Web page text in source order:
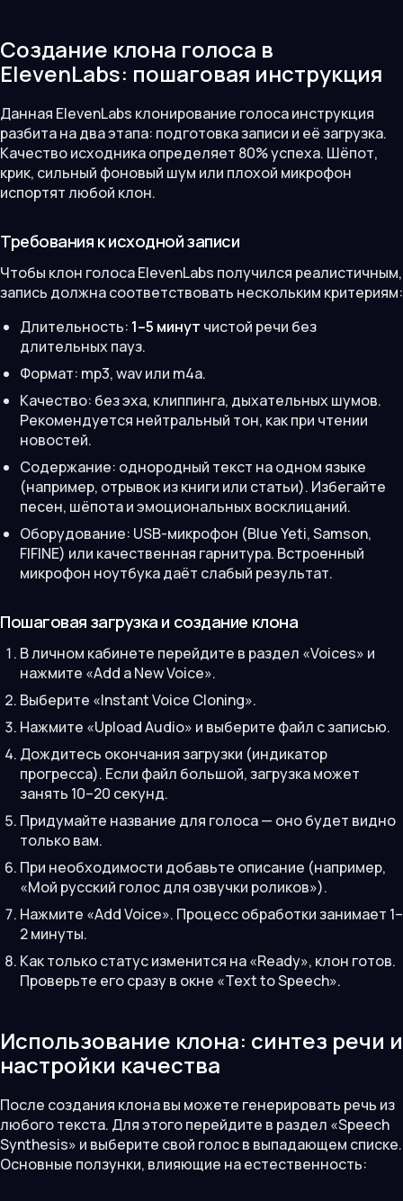
Создание клона голоса в
ElevenLabs: пошаговая инструкция
Данная ElevenLabs клонирование голоса инструкция
разбита на два этапа: подготовка записи и её загрузка.
Качество исходника определяет 80% успеха. Шёпот,
крик, сильный фоновый шум или плохой микрофон
испортят любой клон.
Требования к исходной записи
Чтобы клон голоса ElevenLabs получился реалистичным,
запись должна соответствовать нескольким критериям:
Длительность: 1–5 минут чистой речи без
длительных пауз.
Формат: mp3, wav или m4a.
Качество: без эха, клиппинга, дыхательных шумов.
Рекомендуется нейтральный тон, как при чтении
новостей.
Содержание: однородный текст на одном языке
(например, отрывок из книги или статьи). Избегайте
песен, шёпота и эмоциональных восклицаний.
Оборудование: USB-микрофон (Blue Yeti, Samson,
FIFINE) или качественная гарнитура. Встроенный
микрофон ноутбука даёт слабый результат.
Пошаговая загрузка и создание клона
В личном кабинете перейдите в раздел «Voices» и
нажмите «Add a New Voice».
Выберите «Instant Voice Cloning».
Нажмите «Upload Audio» и выберите файл с записью.
Дождитесь окончания загрузки (индикатор
прогресса). Если файл большой, загрузка может
занять 10–20 секунд.
Придумайте название для голоса — оно будет видно
только вам.
При необходимости добавьте описание (например,
«Мой русский голос для озвучки роликов»).
Нажмите «Add Voice». Процесс обработки занимает 1–
2 минуты.
Как только статус изменится на «Ready», клон готов.
Проверьте его сразу в окне «Text to Speech».
Использование клона: синтез речи и
настройки качества
После создания клона вы можете генерировать речь из
любого текста. Для этого перейдите в раздел «Speech
Synthesis» и выберите свой голос в выпадающем списке.
Основные ползунки, влияющие на естественность: